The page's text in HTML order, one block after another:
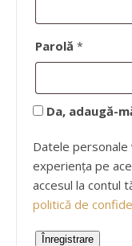
Parolă *
Da, adaugă-
Datele
experiența pe
accesul la contul
politică de
Înregistrare